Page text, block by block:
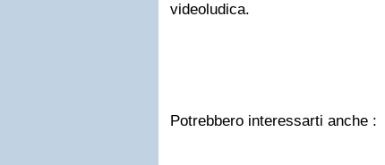
videoludica.
Potrebbero interessarti anche :